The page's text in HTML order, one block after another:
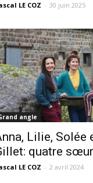
LE COZ - 30 juin 2025
angle
Lilie, Solée
quatre
LE COZ - 2 avril 2024